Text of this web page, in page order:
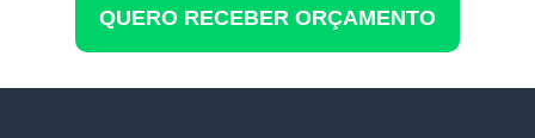
QUERO RECEBER ORÇAMENTO